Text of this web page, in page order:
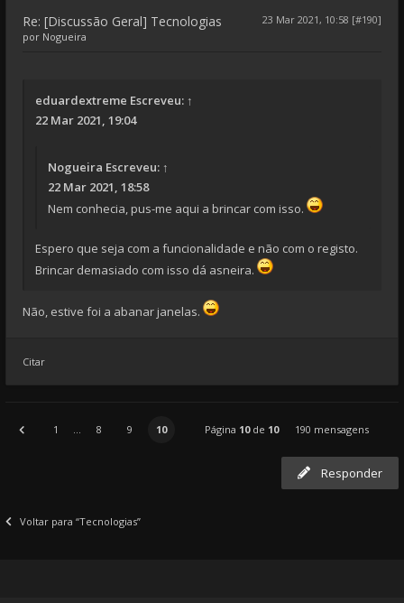
Re: [Discussão Geral] Tecnologias
23 Mar 2021, 10:58 [#190]
por Nogueira
eduardextreme Escreveu: ↑
22 Mar 2021, 19:04
Nogueira Escreveu: ↑
22 Mar 2021, 18:58
Nem conhecia, pus-me aqui a brincar com isso.
Espero que seja com a funcionalidade e não com o registo.
Brincar demasiado com isso dá asneira.
Não, estive foi a abanar janelas.
Citar
1 ... 8 9 10 Página 10de 10 190 mensagens
Responder
Voltar para “Tecnologias”